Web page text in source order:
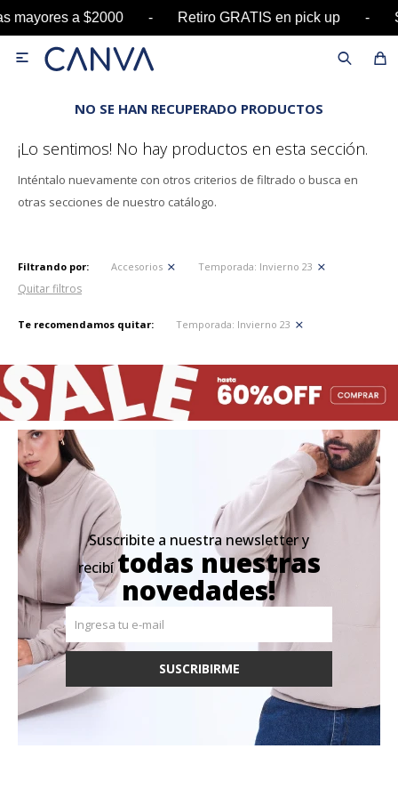
mayores a $2000 - Retiro GRATIS en pick

NO SE HAN RECUPERADO PRODUCTOS
¡Lo sentimos! No hay productos en esta sección.
Inténtalo nuevamente con otros criterios de filtrado o busca en
otras secciones de nuestro catálogo.
Filtrando por: Accesorios Temporada: Invierno 23
Quitar filtros
Te recomendamos quitar: Temporada: Invierno 23
Suscribite a nuestra newsletter y
recibítodas nuestras
novedades!
SUSCRIBIRME